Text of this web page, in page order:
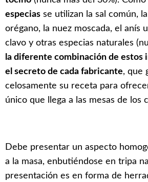
especias se utilizan la sal común,
orégano, la nuez moscada, el anís
clavo y otras especias naturales
la diferente combinación de estos
el secreto de cada fabricante, que
celosamente su receta para
único que llega a las mesas de los
Debe presentar un aspecto
a la masa, enbutiéndose en tripa
presentación es en forma de